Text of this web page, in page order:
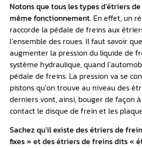
Notons que tous les types d’étriers
même fonctionnement. En effet, un
raccorde la pédale de freins aux
l’ensemble des roues. Il faut savoir
augmenter la pression du liquide de
système hydraulique, quand
pédale de freins. La pression va se
pistons qu’on trouve au niveau des
derniers vont, ainsi, bouger de façon
contact le disque de frein et les
Sachez qu’il existe des étriers de
fixes » et des étriers de freins dits «